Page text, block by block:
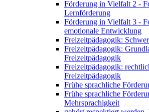
Förderung in Vielfalt 2 -
Lernförderung
Förderung in Vielfalt 3 -
emotionale Entwicklung
Freizeitpädagogik:
Freizeitpädagogik:
Freizeitpädagogik
Freizeitpädagogik:
Freizeitpädagogik
Frühe sprachliche
Frühe sprachliche
Mehrsprachigkeit